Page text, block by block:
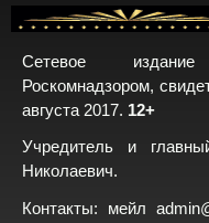
Сетевое издание
Роскомнадзором,
августа 2017. 12+
Учредитель и
Николаевич.
Контакты: мейл